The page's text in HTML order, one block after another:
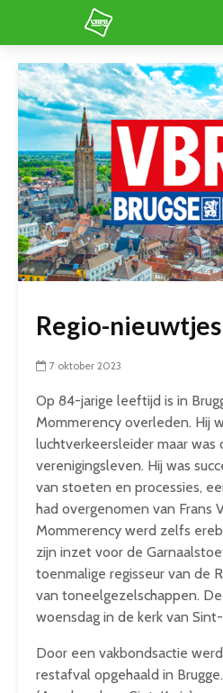
Regio-
7 oktober 2023
Op 84-jarige leeftijd is in
Mommerency overleden. Hij
luchtverkeersleider maar was
verenigingsleven. Hij was
van stoeten en processies,
had overgenomen van Frans
Mommerency werd zelfs
zijn inzet voor de
toenmalige regisseur van de
van toneelgezelschappen.
woensdag in de kerk van
Door een vakbondsactie
restafval opgehaald in